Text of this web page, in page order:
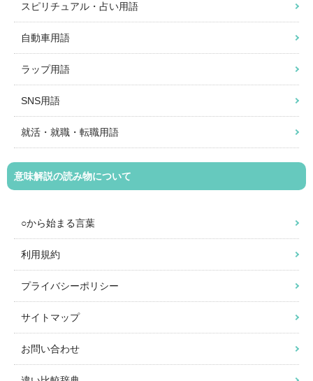
スピリチュアル・占い用語
自動車用語
ラップ用語
SNS用語
就活・就職・転職用語
意味解説の読み物について
○から始まる言葉
利用規約
プライバシーポリシー
サイトマップ
お問い合わせ